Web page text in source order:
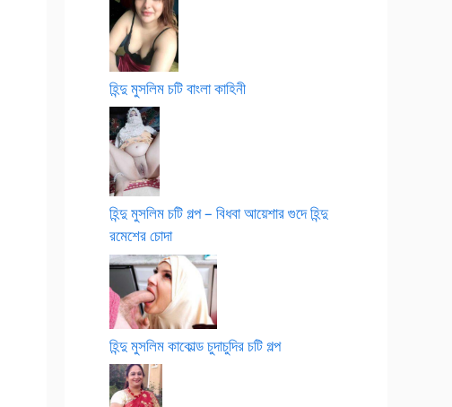
হিন্দু মুসলিম চটি বাংলা কাহিনী
হিন্দু মুসলিম চটি গল্প – বিধবা আয়েশার গুদে হিন্দু
রমেশের চোদা
হিন্দু মুসলিম কাকোল্ড চুদাচুদির চটি গল্প